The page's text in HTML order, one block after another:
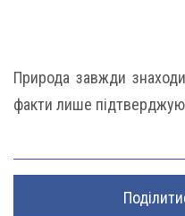
Природа завжди
факти лише